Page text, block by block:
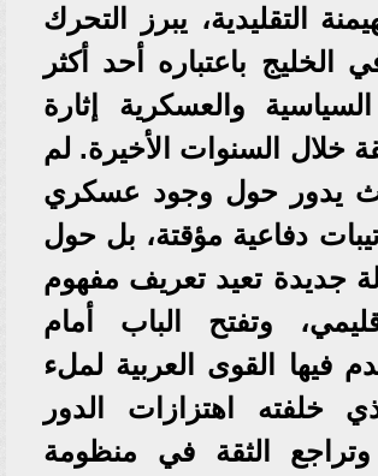
التقليدية، يبرز التحرك
الخليج باعتباره أحد أكثر
السياسية والعسكرية إثارة
خلال السنوات الأخيرة. لم
يدور حول وجود عسكري
دفاعية مؤقتة، بل حول
جديدة تعيد تعريف مفهوم
وتفتح الباب أمام
فيها القوى العربية لملء
خلفته اهتزازات الدور
وتراجع الثقة في منظومة